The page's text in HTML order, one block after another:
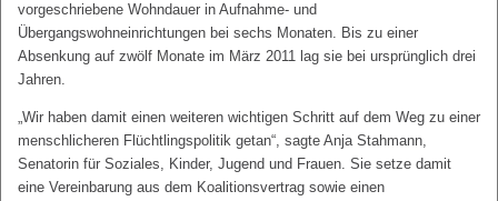
vorgeschriebene Wohndauer in Aufnahme- und
Übergangswohneinrichtungen bei sechs Monaten. Bis zu einer
Absenkung auf zwölf Monate im März 2011 lag sie bei ursprünglich drei
Jahren.
„Wir haben damit einen weiteren wichtigen Schritt auf dem Weg zu einer
menschlicheren Flüchtlingspolitik getan“, sagte Anja Stahmann,
Senatorin für Soziales, Kinder, Jugend und Frauen. Sie setze damit
eine Vereinbarung aus dem Koalitionsvertrag sowie einen